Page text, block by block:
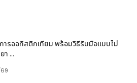
การออทิสติกเทียม พร้อมวิธีรับมือแบบไม่
า ...